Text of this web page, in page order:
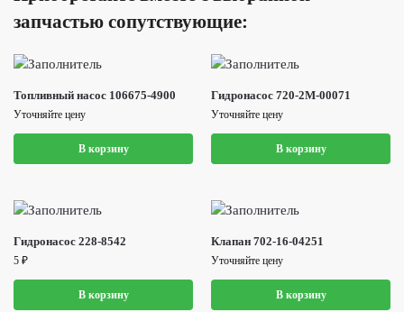
запчастью сопутствующие:
Топливный насос 106675-4900
Уточняйте цену
В корзину
Гидронасос 720-2M-00071
Уточняйте цену
В корзину
Гидронасос 228-8542
5 ₽
В корзину
Клапан 702-16-04251
Уточняйте цену
В корзину